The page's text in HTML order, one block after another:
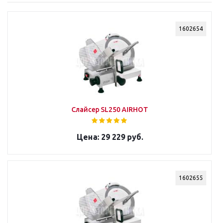
1602654
Слайсер SL250 AIRHOT
29 229 руб.
1602655